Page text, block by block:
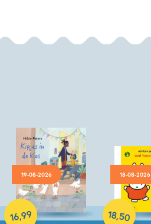
19-08-2026
16,99
Hardcover
18-08-2026
18,50
Hardcover